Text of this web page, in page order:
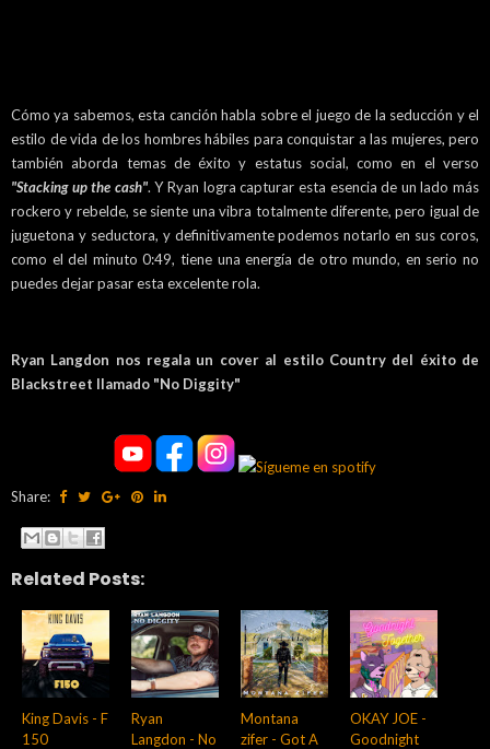
Cómo ya sabemos, esta canción habla sobre el juego de la seducción y el
estilo de vida de los hombres hábiles para conquistar a las mujeres, pero
también aborda temas de éxito y estatus social, como en el verso
"Stacking up the cash". Y Ryan logra capturar esta esencia de un lado más
rockero y rebelde, se siente una vibra totalmente diferente, pero igual de
juguetona y seductora, y definitivamente podemos notarlo en sus coros,
como el del minuto 0:49, tiene una energía de otro mundo, en serio no
puedes dejar pasar esta excelente rola.
Ryan Langdon nos regala un cover al estilo Country del éxito de
Blackstreet llamado "No Diggity"
Share:
Related Posts:
King Davis - F
150
Ryan
Langdon - No
Montana
zifer - Got A
OKAY JOE -
Goodnight